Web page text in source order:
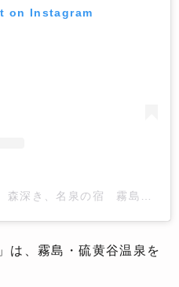
on Instagram
森深き、名泉の宿 霧島ホテ
は、霧島・硫黄谷温泉を